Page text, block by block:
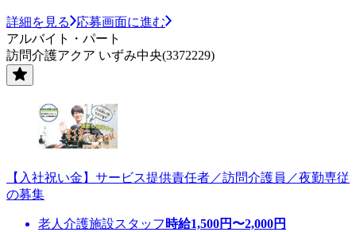
詳細を見る
応募画面に進む
アルバイト・パート
訪問介護アクア いずみ中央(3372229)
【入社祝い金】サービス提供責任者／訪問介護員／夜勤専従
の募集
老人介護施設スタッフ 時給1,500円〜2,000円